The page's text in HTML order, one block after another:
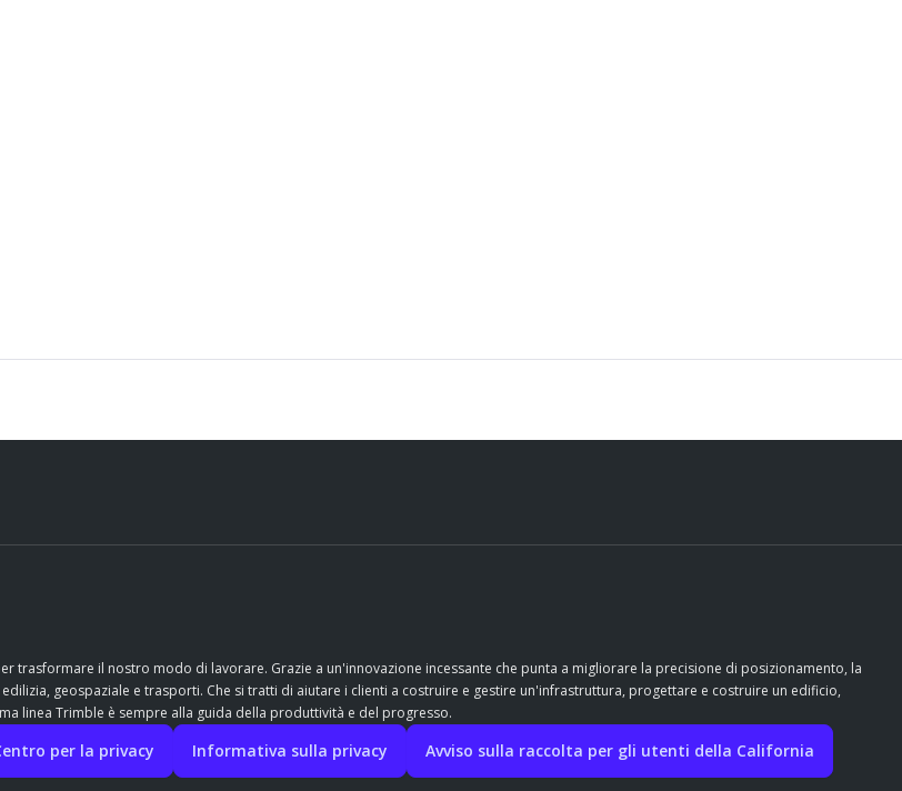
il nostro modo di lavorare. Grazie a un'innovazione incessante che punta a migliorare la precisione di posizionamento, la
geospaziale e trasporti. Che si tratti di aiutare i clienti a costruire e gestire un'infrastruttura, progettare e costruire un edificio,
linea Trimble è sempre alla guida della produttività e del progresso.
per la privacy Informativa sulla privacy Avviso sulla raccolta per gli utenti della California